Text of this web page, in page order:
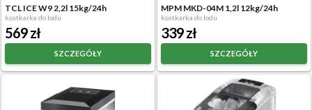
TCL ICE W9 2,2l 15kg/24h
kostkarka do lodu
569 zł
SZCZEGÓŁY
MPM MKD-04M 1,2l 12kg/24h
kostkarka do lodu
339 zł
SZCZEGÓŁY